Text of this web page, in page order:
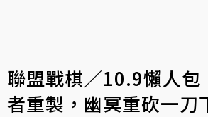
聯盟戰棋／10.9懶人包
者重製，幽冥重砍一刀